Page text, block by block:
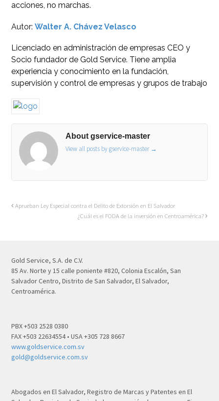
acciones, no marchas.
Autor: Walter A. Chávez Velasco
Licenciado en administración de empresas CEO y
Socio fundador de Gold Service. Tiene amplia
experiencia y conocimiento en la fundación,
supervisión y control de empresas y grupos de trabajo
About gservice-master
View all posts by gservice-master →
Aprueban Ley Especial contra el Delito de Extorsión en El Salvador
¿Cuál es el FODA de la inversión en Centroamérica?
Gold Service, S.A. de C.V.
85 Av. Norte y 15 calle poniente #820, Colonia Escalón, San
Salvador Centro, Distrito de San Salvador, El Salvador,
Centroamérica.
PBX +503 2528 0380
FAX +503 22634554 • USA +305 728 8667
www.goldservice.com.sv
gold@goldservice.com.sv
Abogados en El Salvador, Registro de Marcas y Patentes en El